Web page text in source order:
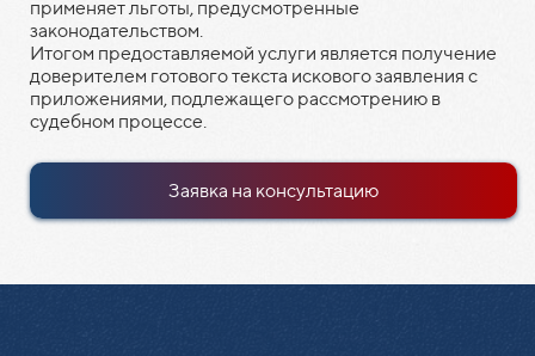
применяет льготы, предусмотренные
законодательством.
Итогом предоставляемой услуги является получение
доверителем готового текста искового заявления с
приложениями, подлежащего рассмотрению в
судебном процессе.
Заявка на консультацию